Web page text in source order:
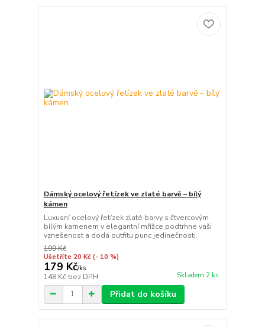
Dámský ocelový řetízek ve zlaté barvě – bílý
kámen
Luxusní ocelový řetízek zlaté barvy s čtvercovým
bílým kamenem v elegantní mřížce podtrhne vaši
vznešenost a dodá outfitu punc jedinečnosti.
199 Kč
Ušetříte 20 Kč (- 10 %)
179 Kč/ks
148 Kč bez DPH Skladem 2 ks
Přidat do košíku